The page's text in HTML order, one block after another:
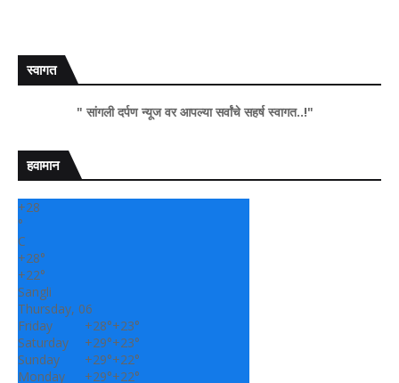
स्वागत
" सांगली दर्पण न्यूज वर आपल्या सर्वांचे सहर्ष स्वागत..!"
हवामान
+28
°
C
+28°
+22°
Sangli
Thursday, 06
Friday
+28°+23°
Saturday
+29°+23°
Sunday
+29°+22°
Monday
+29°+22°